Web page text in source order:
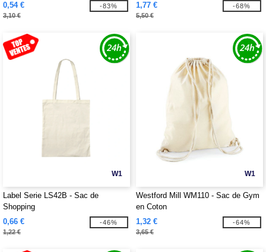
0,54 €
3,10 €
-83%
1,77 €
5,50 €
-68%
W1
Label Serie LS42B - Sac de
Shopping
0,66 €
1,22 €
-46%
W1
Westford Mill WM110 - Sac de Gym
en Coton
1,32 €
3,65 €
-64%